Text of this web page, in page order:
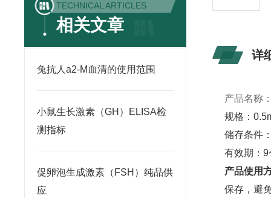
TECHNICAL ARTICLES
相关文章
兔抗人a2-M血清的使用范围
小鼠生长激素（GH）ELISA检
测指标
促卵泡生成激素（FSH）纯品供
应
详
产品名称
规格：
储存条件
有效期：9
产品使用
保存，避